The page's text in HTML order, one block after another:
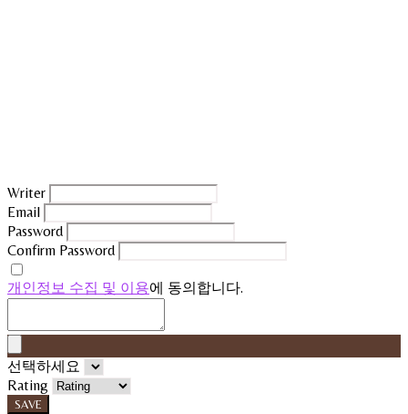
Writer
Email
Password
Confirm Password
개인정보 수집 및 이용에 동의합니다.
선택하세요
Rating
SAVE